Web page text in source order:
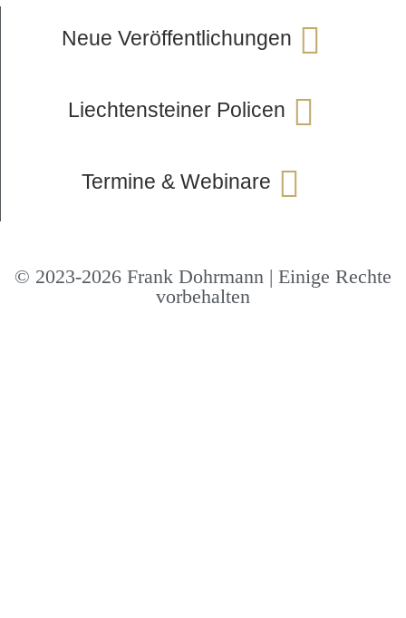
Neue Veröffentlichungen
Liechtensteiner Policen
Termine & Webinare
© 2023-2026 Frank Dohrmann | Einige Rechte
vorbehalten